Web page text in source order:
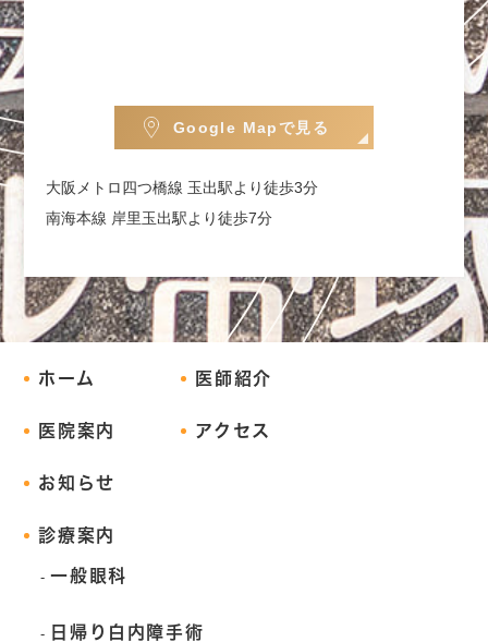
Google Mapで見る
大阪メトロ四つ橋線 玉出駅より徒歩3分
南海本線 岸里玉出駅より徒歩7分
ホーム 医師紹介
医院案内 アクセス
お知らせ
診療案内
一般眼科
日帰り白内障手術